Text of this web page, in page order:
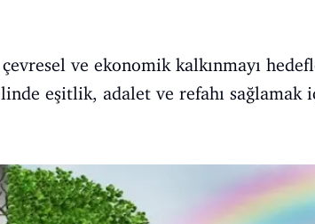
ve ekonomik kalkınmayı
eşitlik, adalet ve refahı